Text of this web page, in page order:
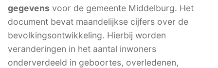
gegevens voor de gemeente Middelburg. Het
document bevat maandelijkse cijfers over de
bevolkingsontwikkeling. Hierbij worden
veranderingen in het aantal inwoners
onderverdeeld in geboortes, overledenen,